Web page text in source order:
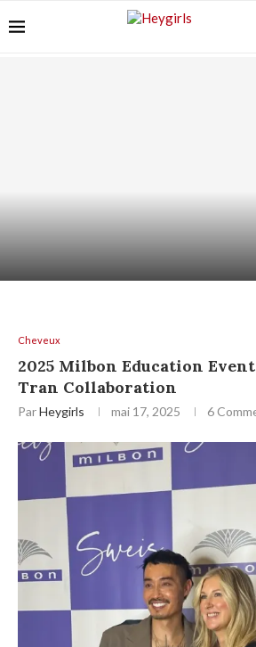
Cheveux
2025 Milbon Education
Tran Collaboration
ParHeygirls mai 17, 2025 6